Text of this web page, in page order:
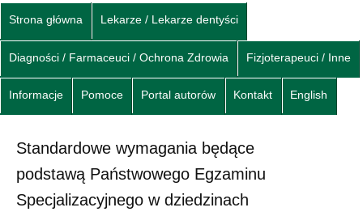
Strona główna Lekarze / Lekarze dentyści
Diagności / Farmaceuci / Ochrona Zdrowia Fizjoterapeuci / Inne
Informacje Pomoce Portal autorów Kontakt English
Standardowe wymagania będące
podstawą Państwowego Egzaminu
Specjalizacyjnego w dziedzinach